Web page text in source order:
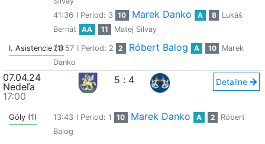
41:36 I Period: 3 10 Marek Danko A 8
Lukáš
Bernát
AA 11 Matej Silvay
I. Asistencie (1)28:57 I Period: 2 2 Róbert Balog A 10
Marek
Danko
07.04.24
Nedeľa
17:00
5 : 4 Detailne
Góly (1) 13:43 I Period: 1 10 Marek Danko A 2
Róbert
Balog